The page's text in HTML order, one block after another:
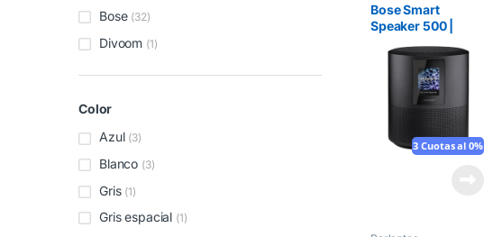
Bose Smart
Speaker 500 |
3 Cuotas al 0%
Bose (32)
Divoom (1)
Color
Azul (3)
Blanco (3)
Gris (1)
Gris espacial (1)